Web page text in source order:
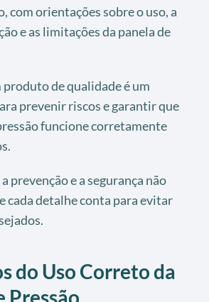
com orientações sobre o uso, a
e as limitações da panela de
de qualidade é um
prevenir riscos e garantir que
funcione corretamente
prevenção e a segurança não
cada detalhe conta para evitar
do Uso Correto da
Pressão